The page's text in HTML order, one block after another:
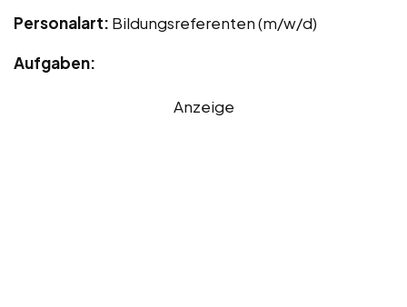
Personalart: Bildungsreferenten (m/w/d)
Aufgaben:
Anzeige